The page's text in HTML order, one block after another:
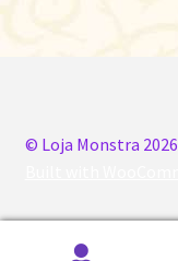
© Loja Monstra 2026